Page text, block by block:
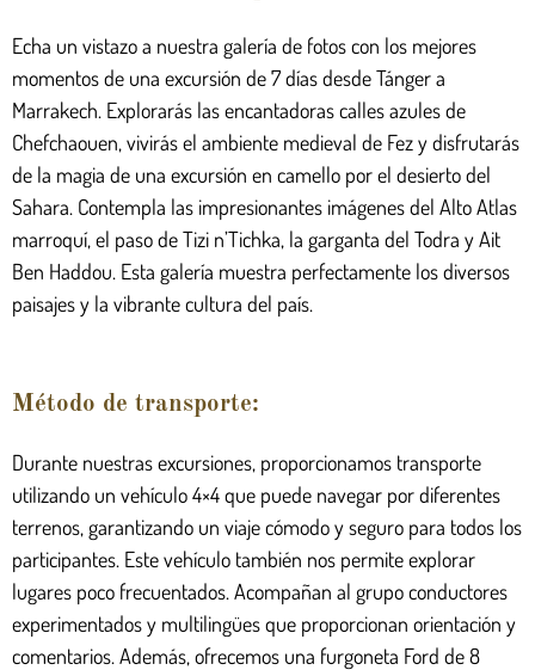
Echa un vistazo a nuestra galería de fotos con los mejores
momentos de una excursión de 7 días desde Tánger a
Marrakech. Explorarás las encantadoras calles azules de
Chefchaouen, vivirás el ambiente medieval de Fez y disfrutarás
de la magia de una excursión en camello por el desierto del
Sahara. Contempla las impresionantes imágenes del Alto Atlas
marroquí, el paso de Tizi n’Tichka, la garganta del Todra y Ait
Ben Haddou. Esta galería muestra perfectamente los diversos
paisajes y la vibrante cultura del país.
Método de transporte:
Durante nuestras excursiones, proporcionamos transporte
utilizando un vehículo 4×4 que puede navegar por diferentes
terrenos, garantizando un viaje cómodo y seguro para todos los
participantes. Este vehículo también nos permite explorar
lugares poco frecuentados. Acompañan al grupo conductores
experimentados y multilingües que proporcionan orientación y
comentarios. Además, ofrecemos una furgoneta Ford de 8